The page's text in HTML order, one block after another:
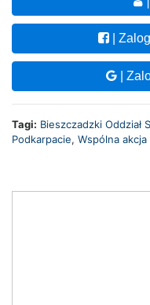
|
|
Tagi: Bieszczadzki Oddział
Podkarpacie, Wspólna akcja